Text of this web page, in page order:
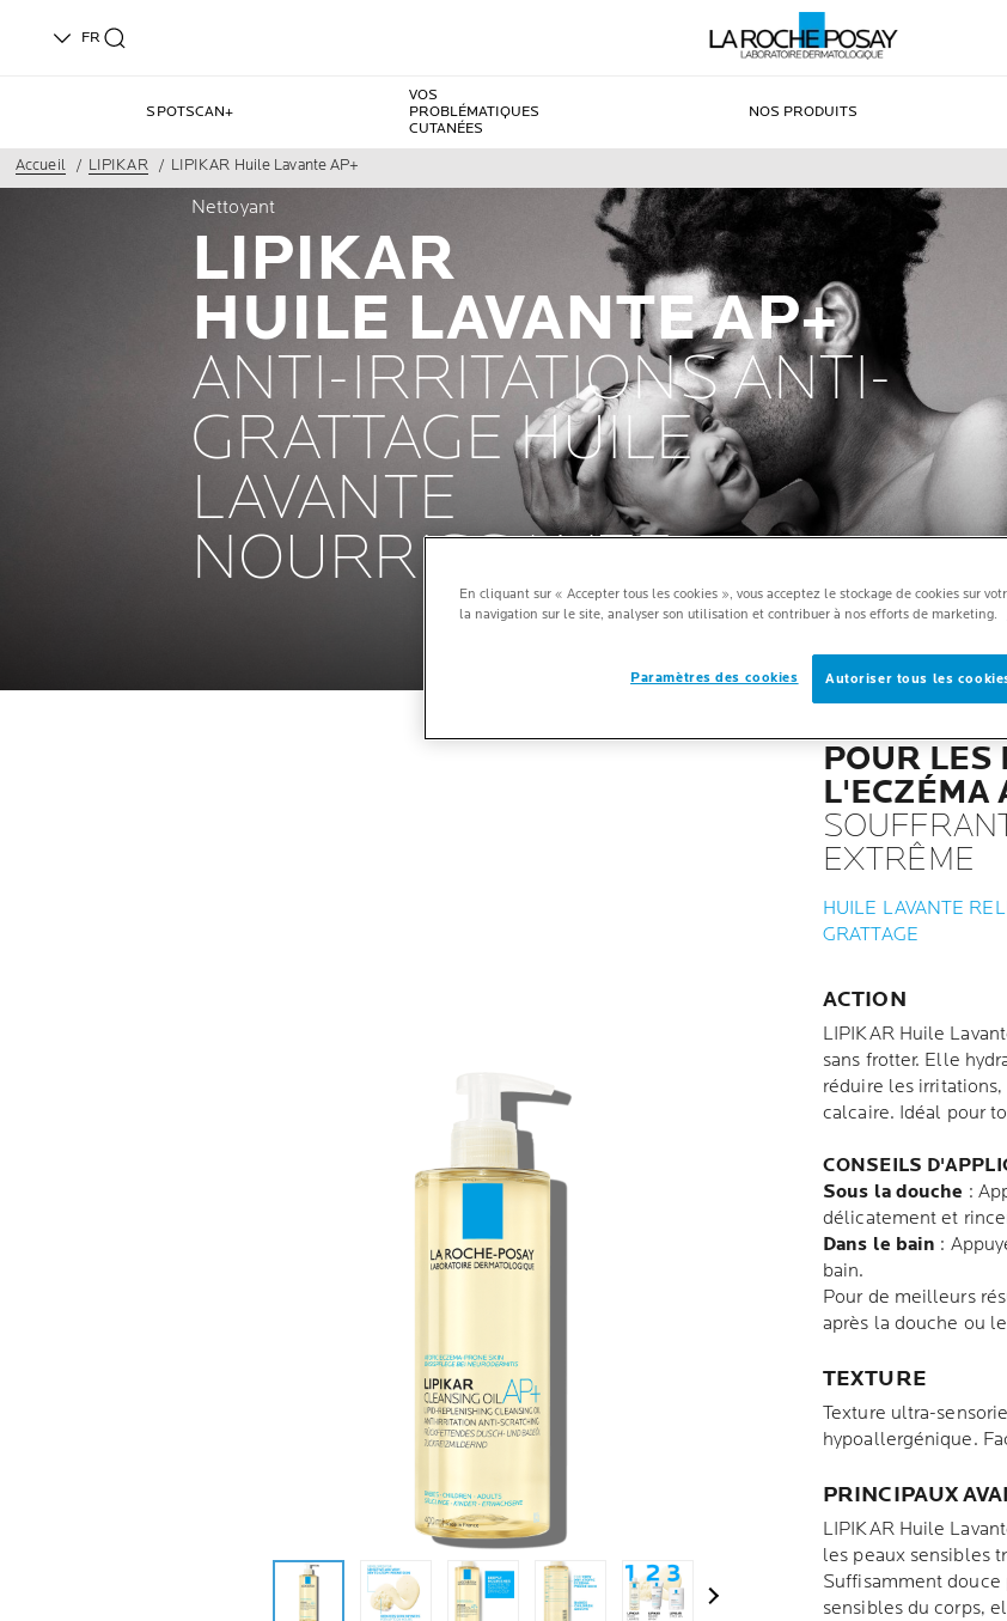
FR
SPOTSCAN+
VOS
PROBLÉMATIQUES
CUTANÉES
NOS PRODUITS
Accueil LIPIKAR LIPIKAR Huile Lavante AP+
Nettoyant
LIPIKAR
HUILE LAVANTE AP+
ANTI-IRRITATIONS ANTI-
GRATTAGE HUILE
LAVANTE
NOURRISSANTE
Next Panel
POUR LES
L'ECZÉMA
EXTRÊME
HUILE LAVANTE
GRATTAGE
ACTION
LIPIKAR Huile
sans frotter. Elle
réduire les
calcaire. Idéal pour
CONSEILS
Sous la douche :
délicatement et
Dans le bain :
bain.
Pour de meilleurs
après la douche ou
TEXTURE
Texture ultra-
hypoallergénique.
PRINCIPAUX
LIPIKAR Huile
les peaux sensibles
Suffisamment
sensibles du corps,
En cliquant sur « Accepter tous les cookies », vous acceptez le stockage de cookies sur
la navigation sur le site, analyser son utilisation et contribuer à nos efforts de marketing.
Autoriser tous les
Paramètres des cookies